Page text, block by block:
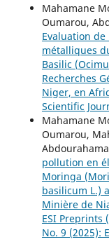
Mahamane
Oumarou,
Evaluation
métalliques
Basilic
Recherches
Niger, en
Scientific
Mahamane
Oumarou,
pollution en
Moringa
basilicum L.)
Minière de
ESI Preprints
No. 9 (2025):